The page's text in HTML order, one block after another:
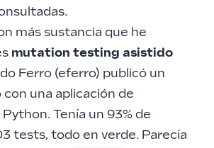
más sustancia que he
mutation testing asistido
Ferro (eferro) publicó un
una aplicación de
Tenía un 93% de
tests, todo en verde. Parecía